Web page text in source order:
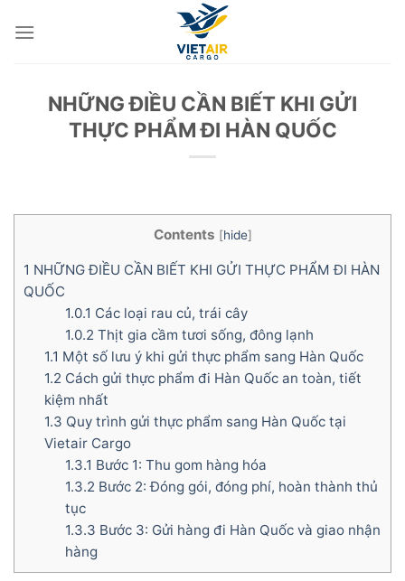
NHỮNG ĐIỀU CẦN BIẾT KHI GỬI
THỰC PHẨM ĐI HÀN QUỐC
Contents [hide]
1 NHỮNG ĐIỀU CẦN BIẾT KHI GỬI THỰC PHẨM ĐI HÀN
QUỐC
1.0.1 Các loại rau củ, trái cây
1.0.2 Thịt gia cầm tươi sống, đông lạnh
1.1 Một số lưu ý khi gửi thực phẩm sang Hàn Quốc
1.2 Cách gửi thực phẩm đi Hàn Quốc an toàn, tiết
kiệm nhất
1.3 Quy trình gửi thực phẩm sang Hàn Quốc tại
Vietair Cargo
1.3.1 Bước 1: Thu gom hàng hóa
1.3.2 Bước 2: Đóng gói, đóng phí, hoàn thành thủ
tục
1.3.3 Bước 3: Gửi hàng đi Hàn Quốc và giao nhận
hàng